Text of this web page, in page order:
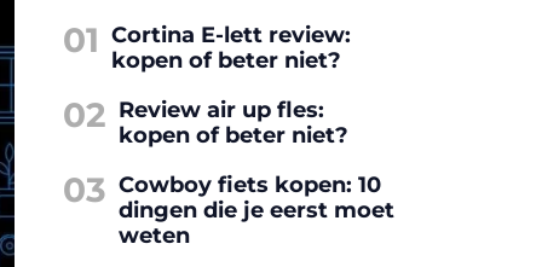
01 Cortina E-lett review:
kopen of beter niet?
02 Review air up fles:
kopen of beter niet?
03 Cowboy fiets kopen: 10
dingen die je eerst moet
weten